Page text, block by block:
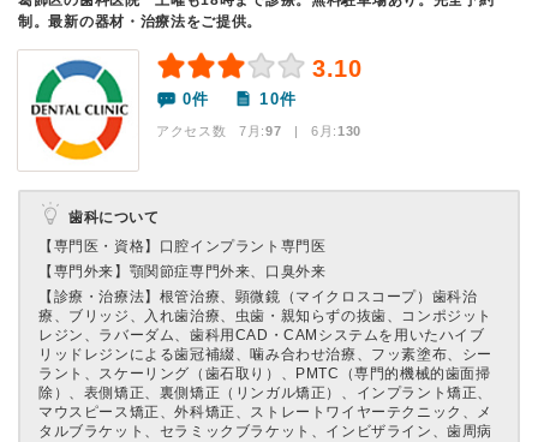
制。最新の器材・治療法をご提供。
3.10
0件 10件
アクセス数 7月:97 | 6月:130
歯科について
【専門医・資格】 口腔インプラント専門医
【専門外来】 顎関節症専門外来、口臭外来
【診療・治療法】 根管治療、顕微鏡（マイクロスコープ）歯科治
療、ブリッジ、入れ歯治療、虫歯・親知らずの抜歯、コンポジット
レジン、ラバーダム、歯科用CAD・CAMシステムを用いたハイブ
リッドレジンによる歯冠補綴、噛み合わせ治療、フッ素塗布、シー
ラント、スケーリング（歯石取り）、PMTC（専門的機械的歯面掃
除）、表側矯正、裏側矯正（リンガル矯正）、インプラント矯正、
マウスピース矯正、外科矯正、ストレートワイヤーテクニック、メ
タルブラケット、セラミックブラケット、インビザライン、歯周病